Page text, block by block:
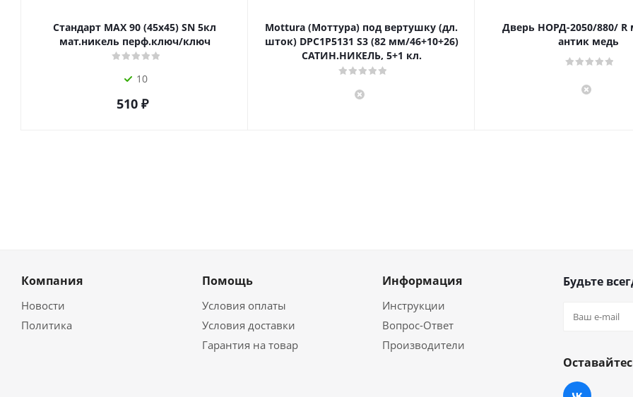
Стандарт MAX 90 (45х45) SN 5кл
мат.никель перф.ключ/ключ
10
510₽
Mottura (Моттура) под вертушку (дл.
шток) DPC1P5131 S3 (82 мм/46+10+26)
САТИН.НИКЕЛЬ, 5+1 кл.
Дверь НОРД-2050/880/ R
антик медь
Компания
Новости
Политика
Помощь
Условия оплаты
Условия доставки
Гарантия на товар
Информация
Инструкции
Вопрос-Ответ
Производители
Будьте